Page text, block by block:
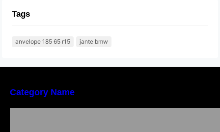
Tags
anvelope 185 65 r15 jante bmw
Category Name